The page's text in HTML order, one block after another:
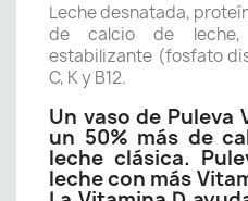
Leche desnatada,
de calcio de leche,
estabilizante (fosfato
C, K y B12.
Un vaso de
un 50% más de
leche clásica.
leche con más